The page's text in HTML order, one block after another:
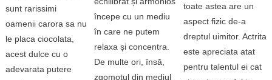
sunt rarissimi
oamenii carora sa nu
le placa ciocolata,
acest dulce cu o
adevarata putere
începe cu un mediu
în care ne putem
relaxa și concentra.
De multe ori, însă,
zgomotul din mediul
toate astea are un
aspect fizic de-a
dreptul uimitor. Actrita
este apreciata atat
pentru talentul ei cat